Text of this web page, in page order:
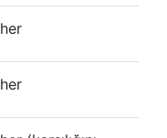
her
her